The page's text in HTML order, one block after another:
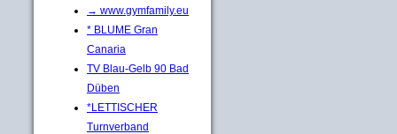
→ www.gymfamily.eu
* BLUME Gran
Canaria
TV Blau-Gelb 90 Bad
Düben
*LETTISCHER
Turnverband